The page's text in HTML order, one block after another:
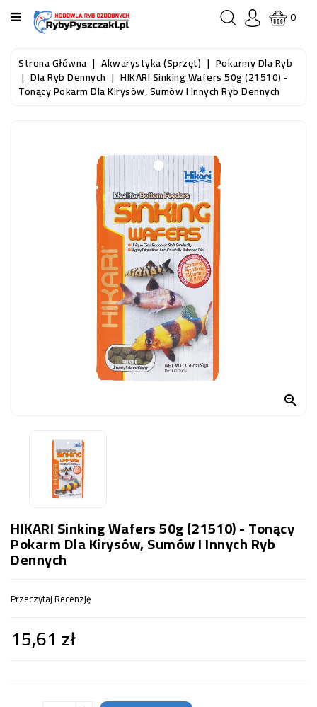
KATEGORIA
STRONA
GŁÓWNA
0
Strona Główna Akwarystyka (sprzęt) Pokarmy Dla Ryb
Dla Ryb Dennych HIKARI Sinking Wafers 50g (21510) -
Tonący Pokarm Dla Kirysów, Sumów I Innych Ryb Dennych

HIKARI Sinking Wafers 50g (21510) - Tonący
Pokarm Dla Kirysów, Sumów I Innych Ryb
Dennych
Przeczytaj Recenzję
15,61 zł